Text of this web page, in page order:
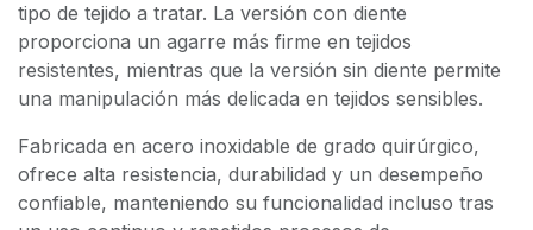
tipo de tejido a tratar. La versión con diente
proporciona un agarre más firme en tejidos
resistentes, mientras que la versión sin diente permite
una manipulación más delicada en tejidos sensibles.
Fabricada en acero inoxidable de grado quirúrgico,
ofrece alta resistencia, durabilidad y un desempeño
confiable, manteniendo su funcionalidad incluso tras